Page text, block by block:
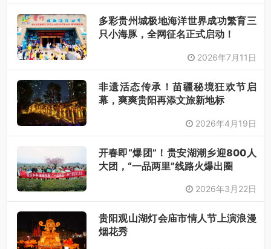
多彩贵州城极地海洋世界成功繁育三
只小海豚，全网征名正式启动！
2026年7月11日
非遗活态传承！苗疆秘境狂欢节启
幕，爽爽贵阳再添文旅新地标
2026年4月19日
开春即“爆团”！贵安湖潮乡迎800人
大团，“一品两里”线路火爆出圈
2026年3月22日
贵阳观山湖灯会庙市情人节上演浪漫
烟花秀